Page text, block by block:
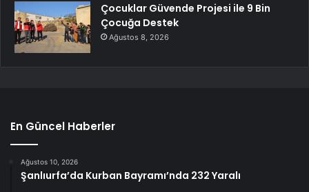
Çocuklar Güvende Projesi ile 9 Bin
Çocuğa Destek
Ağustos 8, 2026
En Güncel Haberler
Ağustos 10, 2026
Şanlıurfa’da Kurban Bayramı’nda 232 Yaralı